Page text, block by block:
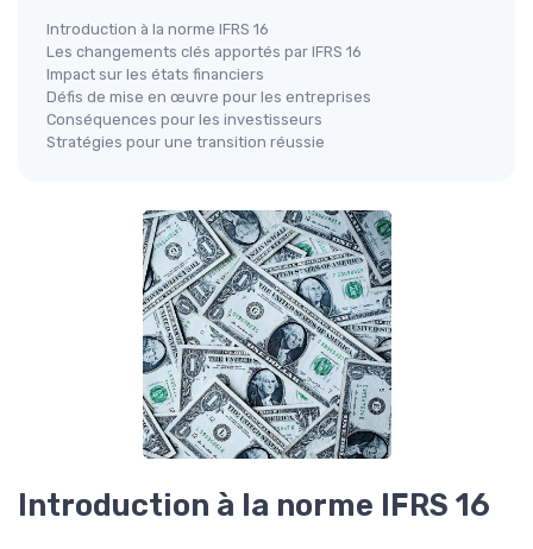
Introduction à la norme IFRS 16
Les changements clés apportés par IFRS 16
Impact sur les états financiers
Défis de mise en œuvre pour les entreprises
Conséquences pour les investisseurs
Stratégies pour une transition réussie
Introduction à la norme IFRS 16